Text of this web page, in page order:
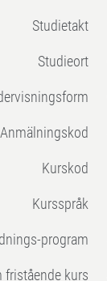
Studietakt
Studieort
Anmälningskod
Kurskod
Kursspråk
program
fristående kurs